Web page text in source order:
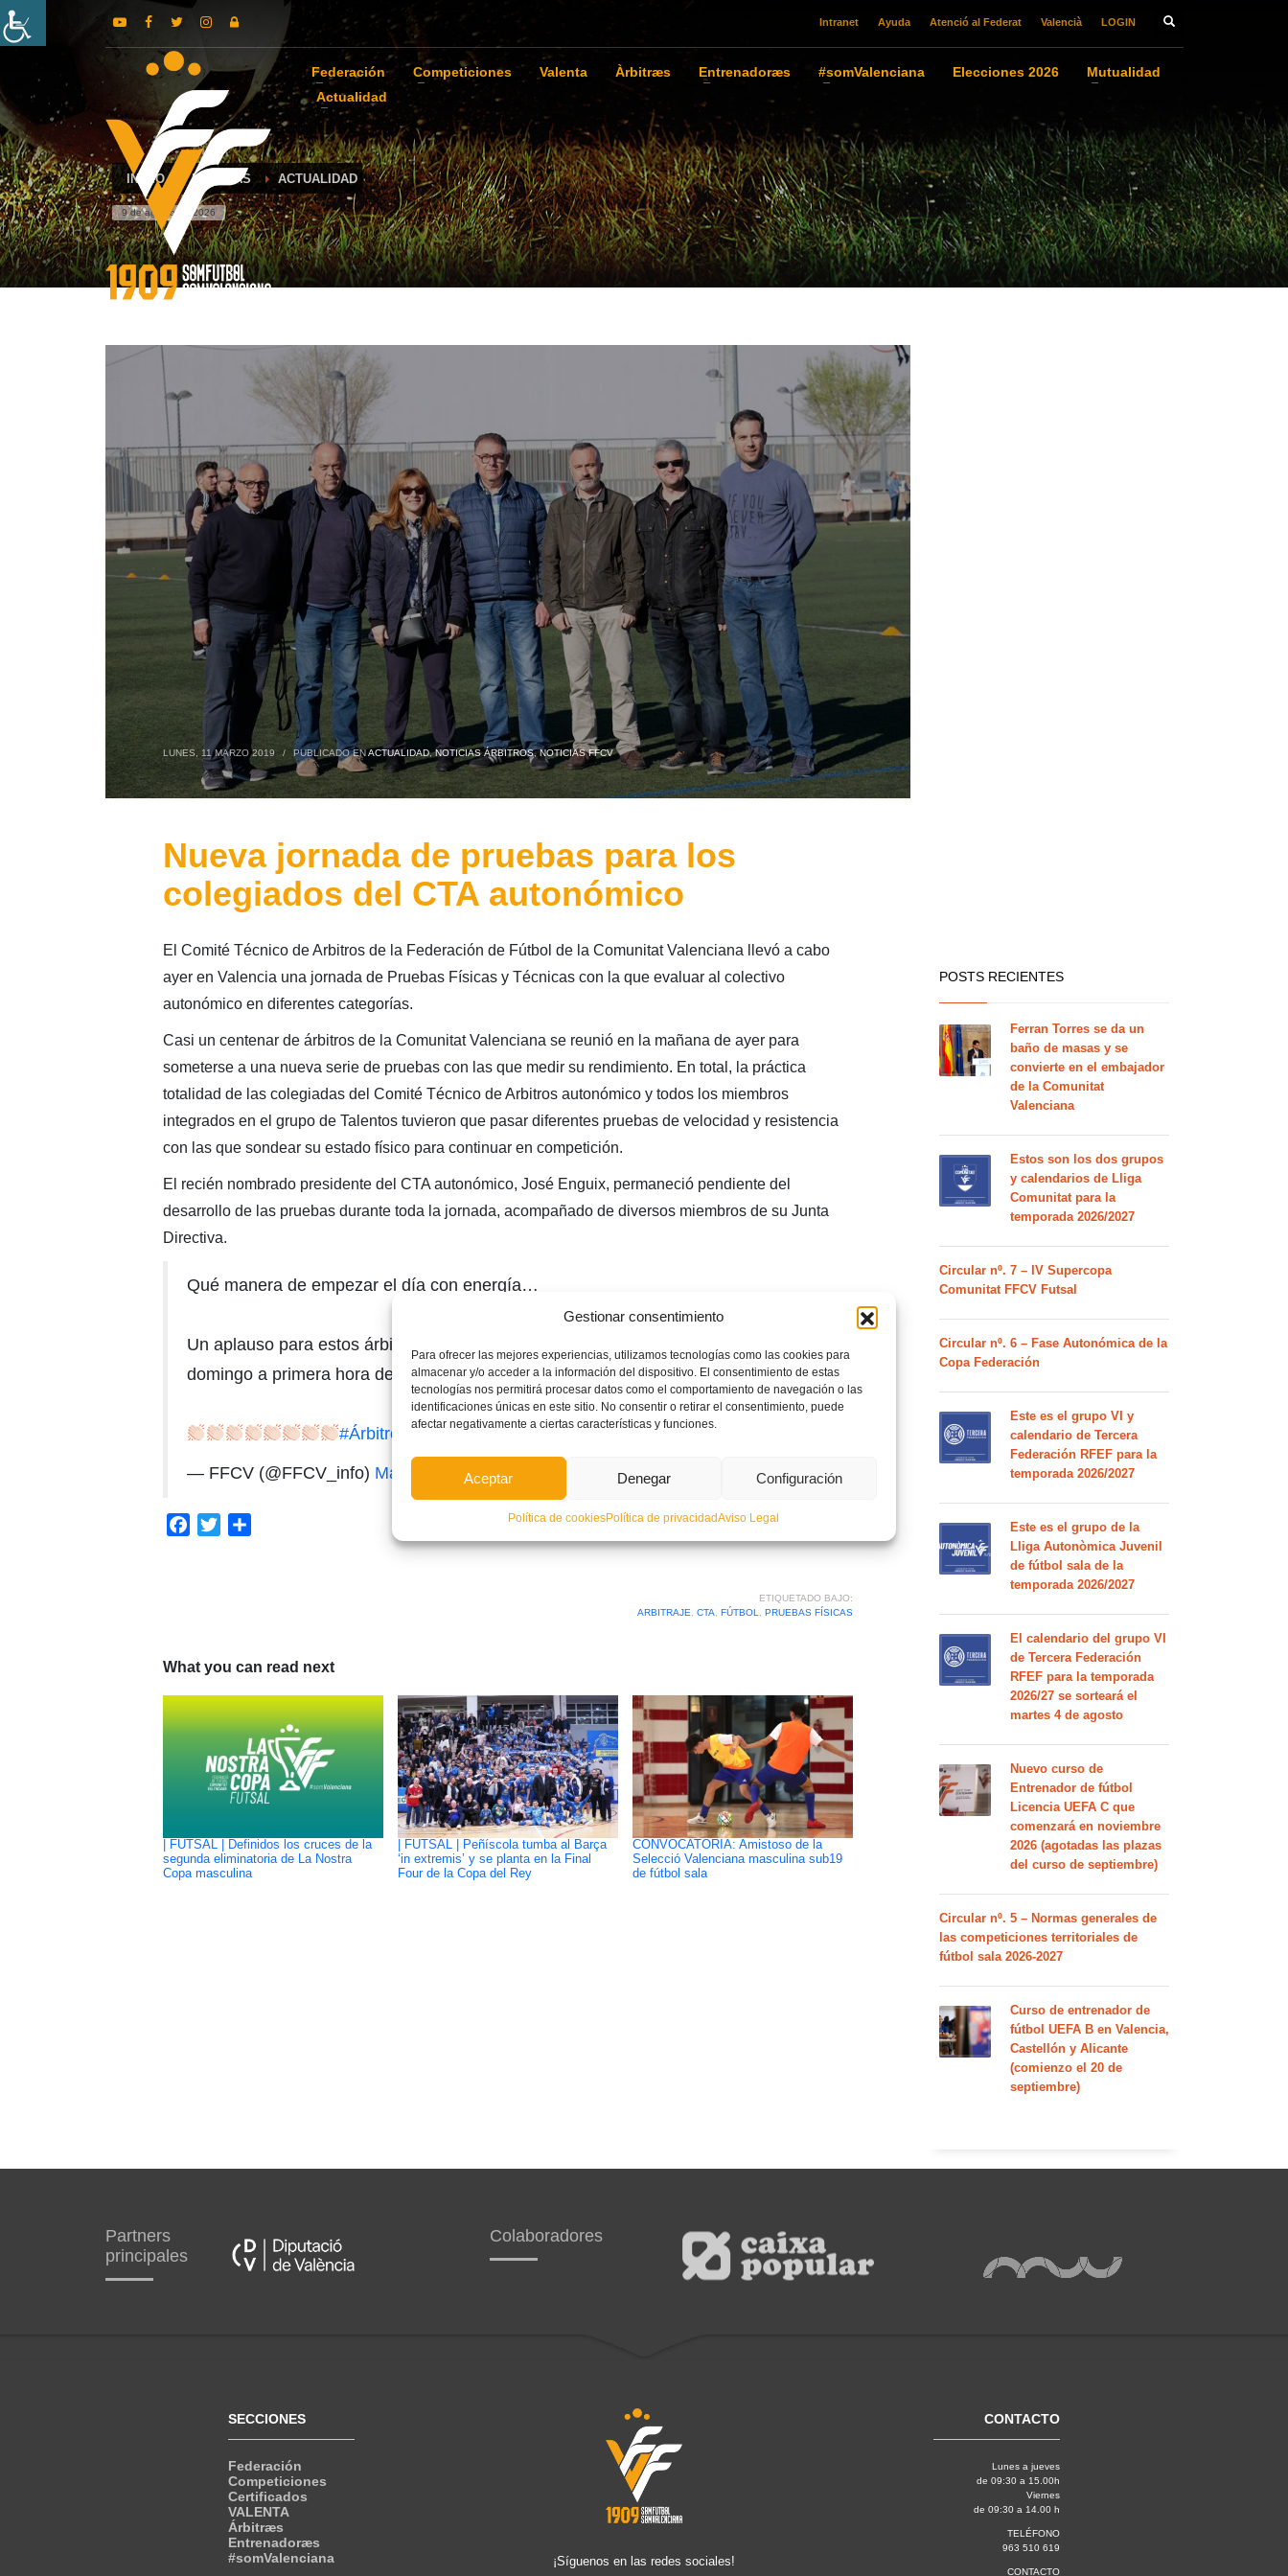
Gestionar consentimiento
Para ofrecer las mejores experiencias, utilizamos tecnologías como las cookies para
almacenar y/o acceder a la información del dispositivo. El consentimiento de estas
tecnologías nos permitirá procesar datos como el comportamiento de navegación o las
identificaciones únicas en este sitio. No consentir o retirar el consentimiento, puede
afectar negativamente a ciertas características y funciones.
Aceptar Denegar Configuración
Política de cookiesPolítica de privacidadAviso Legal
Intranet Ayuda Atenció al Federat Valencià LOGIN
Federación Competiciones Valenta Àrbitræs Entrenadoræs #somValenciana Elecciones 2026
Mutualidad
Actualidad
INICIO NOTICIAS ACTUALIDAD
9 de agosto de 2026
LUNES, 11 MARZO 2019 / PUBLICADO ENACTUALIDAD,NOTICIAS ÁRBITROS,NOTICIAS FFCV
Nueva jornada de pruebas para los
colegiados del CTA autonómico
El Comité Técnico de Arbitros de la Federación de Fútbol de la Comunitat Valenciana llevó a cabo
ayer en Valencia una jornada de Pruebas Físicas y Técnicas con la que evaluar al colectivo
autonómico en diferentes categorías.
Casi un centenar de árbitros de la Comunitat Valenciana se reunió en la mañana de ayer para
someterse a una nueva serie de pruebas con las que medir su rendimiento. En total, la práctica
totalidad de las colegiadas del Comité Técnico de Arbitros autonómico y todos los miembros
integrados en el grupo de Talentos tuvieron que pasar diferentes pruebas de velocidad y resistencia
con las que sondear su estado físico para continuar en competición.
El recién nombrado presidente del CTA autonómico, José Enguix, permaneció pendiente del
desarrollo de las pruebas durante toda la jornada, acompañado de diversos miembros de su Junta
Directiva.
Qué manera de empezar el día con energía…
Un aplauso para estos árbitros/as que pasan las pruebas físicas así de bien un
domingo a primera hora de la mañana!!
#ÁrbitrosFFCV pic.twitter.com/F76LZGtzVt
— FFCV (@FFCV_info) March 10, 2019
Facebook
Twitter
ETIQUETADO BAJO:
ARBITRAJE
CTA FÚTBOL PRUEBAS FÍSICAS
What you can read next
| FUTSAL | Definidos los cruces de la
segunda eliminatoria de La Nostra
Copa masculina
| FUTSAL | Peñíscola tumba al Barça
‘in extremis’ y se planta en la Final
Four de la Copa del Rey
CONVOCATORIA: Amistoso de la
Selecció Valenciana masculina sub19
de fútbol sala
POSTS RECIENTES
Ferran Torres se da un
baño de masas y se
convierte en el embajador
de la Comunitat
Valenciana
Estos son los dos grupos
y calendarios de Lliga
Comunitat para la
temporada 2026/2027
Circular nº. 7 – IV Supercopa
Comunitat FFCV Futsal
Circular nº. 6 – Fase Autonómica de la
Copa Federación
Este es el grupo VI y
calendario de Tercera
Federación RFEF para la
temporada 2026/2027
Este es el grupo de la
Lliga Autonòmica Juvenil
de fútbol sala de la
temporada 2026/2027
El calendario del grupo VI
de Tercera Federación
RFEF para la temporada
2026/27 se sorteará el
martes 4 de agosto
Nuevo curso de
Entrenador de fútbol
Licencia UEFA C que
comenzará en noviembre
2026 (agotadas las plazas
del curso de septiembre)
Circular nº. 5 – Normas generales de
las competiciones territoriales de
fútbol sala 2026-2027
Curso de entrenador de
fútbol UEFA B en Valencia,
Castellón y Alicante
(comienzo el 20 de
septiembre)
Partners
principales
Colaboradores
SECCIONES
Federación
Competiciones
Certificados
VALENTA
Árbitræs
Entrenadoræs
#somValenciana
¡Síguenos en las redes sociales!
CONTACTO
Lunes a jueves
de 09:30 a 15.00h
Viernes
de 09:30 a 14.00 h
TELÉFONO
963 510 619
CONTACTO